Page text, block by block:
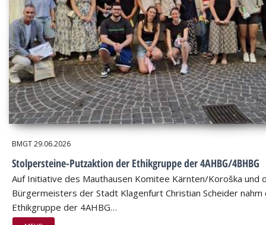
BMGT29.06.2026
Stolpersteine-Putzaktion der Ethikgruppe der 4AHBG/4BHBG
Auf Initiative des Mauthausen Komitee Kärnten/Koroška und
Bürgermeisters der Stadt Klagenfurt Christian Scheider nahm
Ethikgruppe der 4AHBG…